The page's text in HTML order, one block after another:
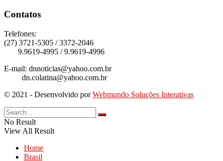
Contatos
Telefones:
(27) 3721-5305 / 3372-2046
9.9619-4995 / 9.9619-4996
E-mail: dnnoticias@yahoo.com.br
dn.colatina@yahoo.com.br
© 2021 - Desenvolvido porWebmundo Soluções Interativas
No Result
View All Result
Home
Brasil